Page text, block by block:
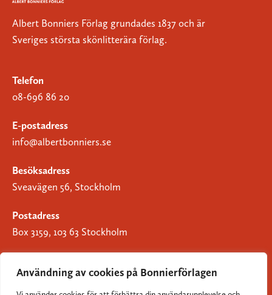
Användning av cookies på Bonnierförlagen
Albert Bonniers Förlag grundades 1837 och är
Sveriges största skönlitterära förlag.
Telefon
08-696 86 20
E-postadress
info@albertbonniers.se
Besöksadress
Sveavägen 56, Stockholm
Postadress
Box 3159, 103 63 Stockholm